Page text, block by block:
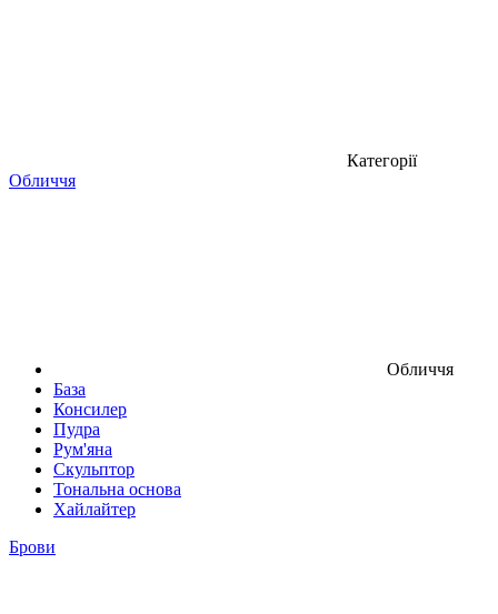
Категорії
Обличчя
Обличчя
База
Консилер
Пудра
Рум'яна
Скульптор
Тональна основа
Хайлайтер
Брови